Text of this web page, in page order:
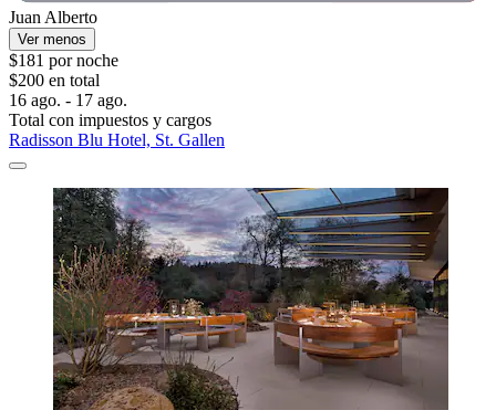
Juan Alberto
Ver menos
$181 por noche
$200 en total
16 ago. - 17 ago.
Total con impuestos y cargos
Radisson Blu Hotel, St. Gallen